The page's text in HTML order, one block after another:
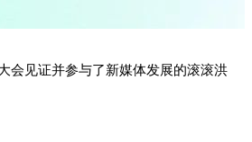
会见证并参与了新媒体发展的滚滚洪